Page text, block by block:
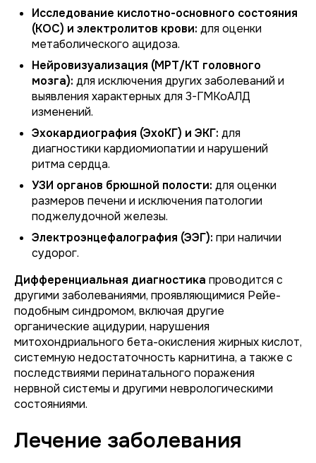
Исследование кислотно-основного состояния
(КОС) и электролитов крови: для оценки
метаболического ацидоза.
Нейровизуализация (МРТ/КТ головного
мозга): для исключения других заболеваний и
выявления характерных для 3-ГМКоАЛД
изменений.
Эхокардиография (ЭхоКГ) и ЭКГ: для
диагностики кардиомиопатии и нарушений
ритма сердца.
УЗИ органов брюшной полости: для оценки
размеров печени и исключения патологии
поджелудочной железы.
Электроэнцефалография (ЭЭГ): при наличии
судорог.
Дифференциальная диагностика проводится с
другими заболеваниями, проявляющимися Рейе-
подобным синдромом, включая другие
органические ацидурии, нарушения
митохондриального бета-окисления жирных кислот,
системную недостаточность карнитина, а также с
последствиями перинатального поражения
нервной системы и другими неврологическими
состояниями.
Лечение заболевания